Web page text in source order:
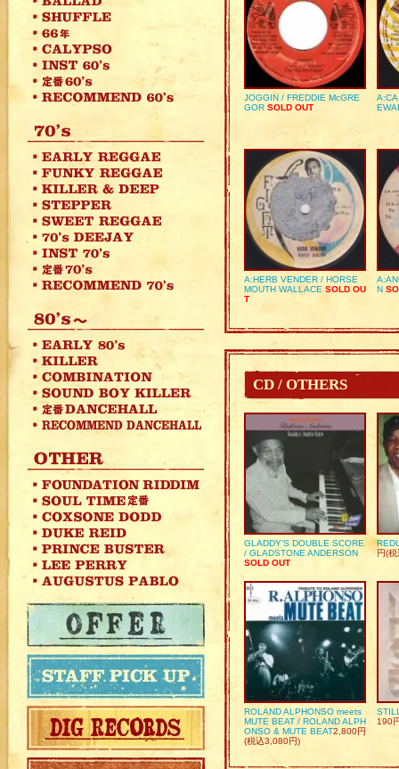
JOGGIN / FREDDIE McGRE
GOR SOLD OUT
A:HERB VENDER / HORSE
MOUTH WALLACE SOLD OU
T
N
CD / OTHERS
GLADDY’S DOUBLE SCORE
/ GLADSTONE ANDERSON
SOLD OUT
円(
ROLAND ALPHONSO meets
MUTE BEAT / ROLAND ALPH
ONSO & MUTE BEAT2,800円
(税込3,080円)
190